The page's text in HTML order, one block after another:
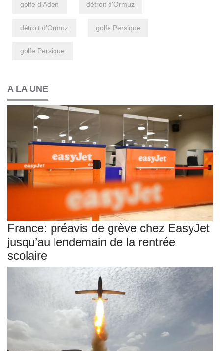
golfe d'Aden détroit d'Ormuz
détroit d'Ormuz golfe Persique
golfe Persique
A LA UNE
France: préavis de grève chez EasyJet
jusqu’au lendemain de la rentrée
scolaire